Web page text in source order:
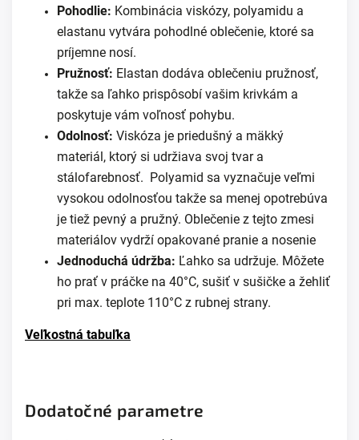
Pohodlie: Kombinácia viskózy, polyamidu a
elastanu vytvára pohodlné oblečenie, ktoré sa
príjemne nosí.
Pružnosť: Elastan dodáva oblečeniu pružnosť,
takže sa ľahko prispôsobí vašim krivkám a
poskytuje vám voľnosť pohybu.
Odolnosť: Viskóza je priedušný a mäkký
materiál, ktorý si udržiava svoj tvar a
stálofarebnosť. Polyamid sa vyznačuje veľmi
vysokou odolnosťou takže sa menej opotrebúva
je tiež pevný a pružný. Oblečenie z tejto zmesi
materiálov vydrží opakované pranie a nosenie
Jednoduchá údržba: Ľahko sa udržuje. Môžete
ho prať v práčke na 40°C, sušiť v sušičke a žehliť
pri max. teplote 110°C z rubnej strany.
Veľkostná tabuľka
Dodatočné parametre